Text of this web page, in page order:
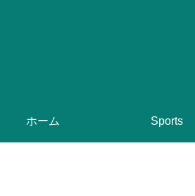
ホーム Sports